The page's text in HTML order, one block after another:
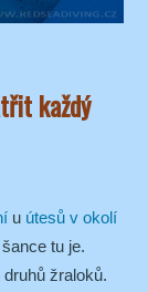
každý
u útesů v okolí
tu je.
žraloků.